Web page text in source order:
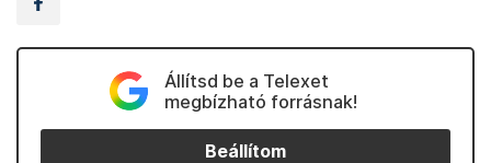
Állítsd be a Telexet
megbízható forrásnak!
Beállítom